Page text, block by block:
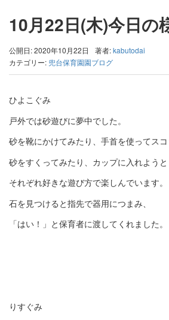
10月22日(木)今日の
公開日: 2020年10月22日 著者:kabutodai
カテゴリー: 兜台保育園園ブログ
ひよこぐみ
戸外では砂遊びに夢中でした。
砂を靴にかけてみたり、手首を使ってス
砂をすくってみたり、カップに入れよう
それぞれ好きな遊び方で楽しんでいます。
石を見つけると指先で器用につまみ、
「はい！」と保育者に渡してくれました。
りすぐみ